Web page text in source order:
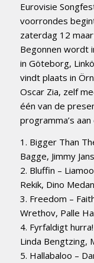
Eurovisie
voorrondes
zaterdag 12
Begonnen wordt
in Göteborg,
vindt plaats in
Oscar Zia, zelf
één van de
programma’s
1. Bigger Than
Bagge, Jimmy
2. Bluffin –
Rekik, Dino
3. Freedom –
Wrethov, Palle
4. Fyrfaldigt
Linda Bengtzing,
5. Hallabaloo –